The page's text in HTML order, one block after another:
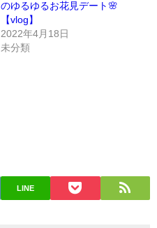
のゆるゆるお花見デート🌸
【vlog】
2022年4月18日
未分類
LINE